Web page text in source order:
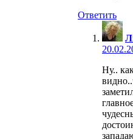
Ответить
Ну..